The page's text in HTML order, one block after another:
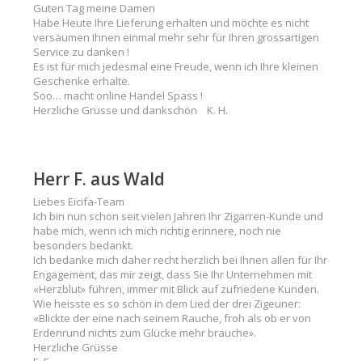
Guten Tag meine Damen
Habe Heute Ihre Lieferung erhalten und möchte es nicht
versäumen Ihnen einmal mehr sehr für Ihren grossartigen
Service zu danken !
Es ist für mich jedesmal eine Freude, wenn ich Ihre kleinen
Geschenke erhalte.
Soo… macht online Handel Spass !
Herzliche Grüsse und dankschön K. H.
Herr F. aus Wald
Liebes Eicifa-Team
Ich bin nun schon seit vielen Jahren Ihr Zigarren-Kunde und
habe mich, wenn ich mich richtig erinnere, noch nie
besonders bedankt.
Ich bedanke mich daher recht herzlich bei Ihnen allen für Ihr
Engagement, das mir zeigt, dass Sie Ihr Unternehmen mit
«Herzblut» führen, immer mit Blick auf zufriedene Kunden.
Wie heisste es so schön in dem Lied der drei Zigeuner:
«Blickte der eine nach seinem Rauche, froh als ob er von
Erdenrund nichts zum Glücke mehr brauche».
Herzliche Grüsse